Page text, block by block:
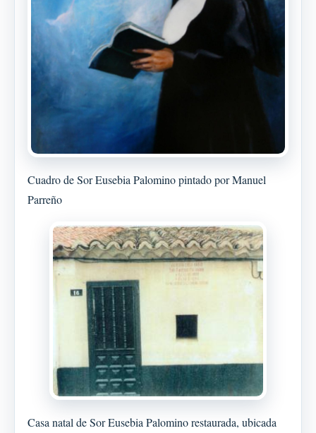
Cuadro de Sor Eusebia Palomino pintado por Manuel
Parreño
Casa natal de Sor Eusebia Palomino restaurada, ubicada